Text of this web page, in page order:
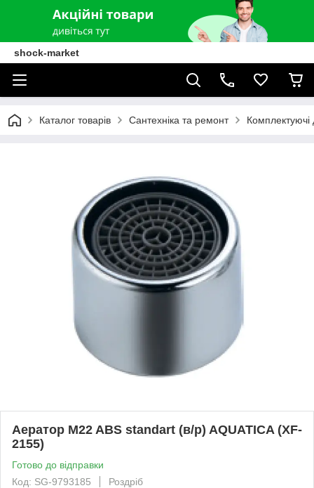
shock-market
Каталог товарів Сантехніка та ремонт Комплектуючі
Аератор M22 ABS standart (в/р) AQUATICA (XF-
2155)
Готово до відправки
Код: SG-9793185
Роздріб